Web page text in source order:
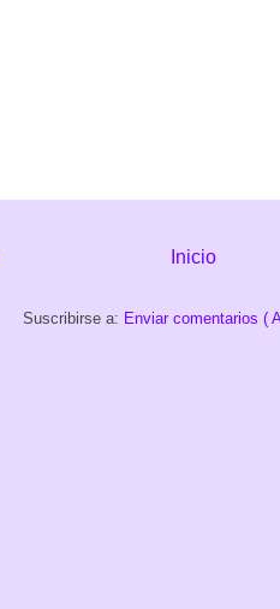
Inicio
Suscribirse a: Enviar comentarios (